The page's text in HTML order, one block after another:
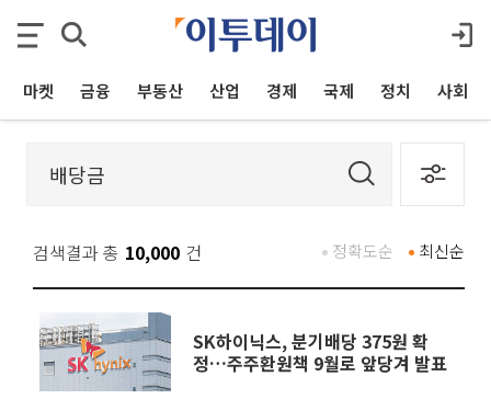
마켓 금융 부동산 산업 경제 국제 정치 사회
검색결과 총 10,000 건 최신순
정확도순
SK하이닉스, 분기배당 375원 확
정…주주환원책 9월로 앞당겨 발표